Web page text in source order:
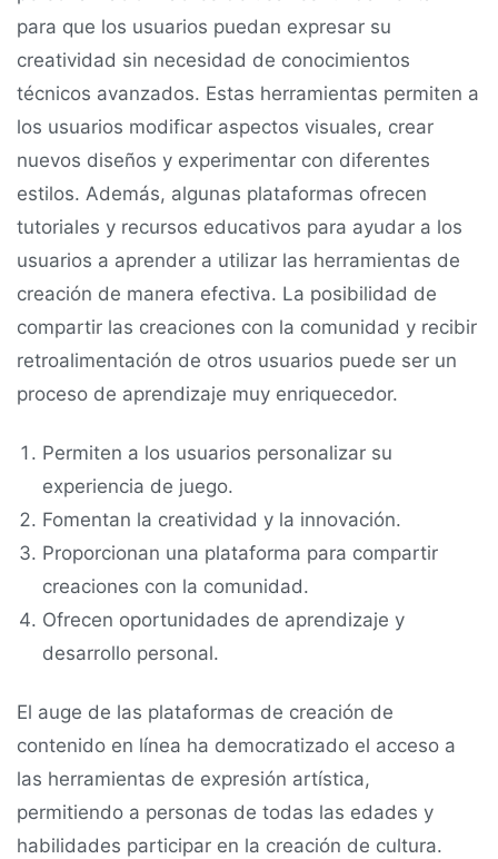
para que los usuarios puedan expresar su
creatividad sin necesidad de conocimientos
técnicos avanzados. Estas herramientas permiten a
los usuarios modificar aspectos visuales, crear
nuevos diseños y experimentar con diferentes
estilos. Además, algunas plataformas ofrecen
tutoriales y recursos educativos para ayudar a los
usuarios a aprender a utilizar las herramientas de
creación de manera efectiva. La posibilidad de
compartir las creaciones con la comunidad y recibir
retroalimentación de otros usuarios puede ser un
proceso de aprendizaje muy enriquecedor.
Permiten a los usuarios personalizar su
experiencia de juego.
Fomentan la creatividad y la innovación.
Proporcionan una plataforma para compartir
creaciones con la comunidad.
Ofrecen oportunidades de aprendizaje y
desarrollo personal.
El auge de las plataformas de creación de
contenido en línea ha democratizado el acceso a
las herramientas de expresión artística,
permitiendo a personas de todas las edades y
habilidades participar en la creación de cultura.